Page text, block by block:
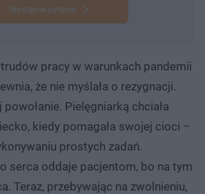
Następne pytanie
pracy w warunkach pandemii
że nie myślała o rezygnacji.
Pielęgniarką chciała
kiedy pomagała swojej cioci –
prostych zadań.
serca oddaje pacjentom, bo na tym
Teraz, przebywając na zwolnieniu,